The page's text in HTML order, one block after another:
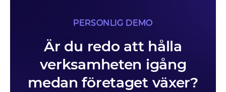
PERSONLIG DEMO
Är du redo att hålla
verksamheten igång
medan företaget växer?